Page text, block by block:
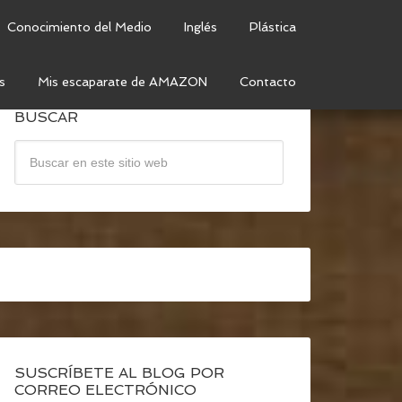
Conocimiento del Medio Inglés Plástica
Mis escaparate de AMAZON Contacto
BUSCAR
SUSCRÍBETE AL BLOG POR
CORREO ELECTRÓNICO